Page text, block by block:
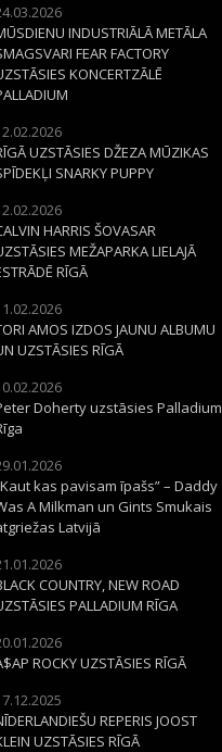
INDUSTRIĀLĀ METĀLA
FEAR FACTORY
KONCERTZĀLĒ
UZSTĀSIES DŽEZA MŪZIKAS
SNARKY PUPPY
HARRIS ŠOVASAR
MEŽAPARKA LIELAJĀ
RĪGĀ
AMOS IZDOS JAUNU ALBUMU
UZSTĀSIES RĪGĀ
Doherty uzstāsies Palladium
kas pavisam īpašs” – Daddy
A Milkman un Gints Smukais
Latvijā
COUNTRY, NEW ROAD
PALLADIUM RĪGA
ROCKY UZSTĀSIES RĪGĀ
REPERIS JOOST
UZSTĀSIES RĪGĀ